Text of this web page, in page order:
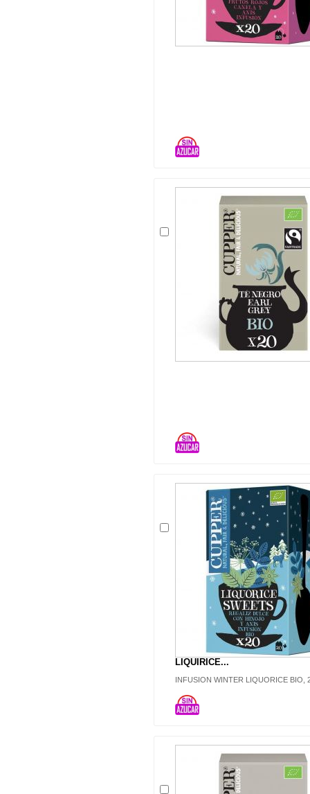
LIQUIRICE...
INFUSION WINTER LIQUORICE BIO,